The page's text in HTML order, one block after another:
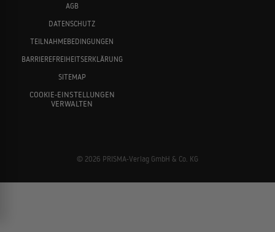
AGB
DATENSCHUTZ
TEILNAHMEBEDINGUNGEN
BARRIEREFREIHEITSERKLÄRUNG
SITEMAP
COOKIE-EINSTELLUNGEN
VERWALTEN
© 2026 PRISMA-Verlag GmbH & Co. KG